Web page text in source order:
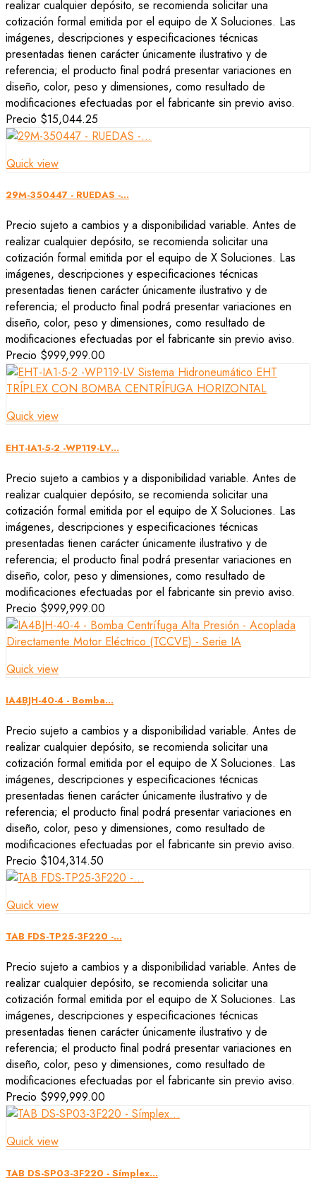
realizar cualquier depósito, se recomienda solicitar una
cotización formal emitida por el equipo de X Soluciones. Las
imágenes, descripciones y especificaciones técnicas
presentadas tienen carácter únicamente ilustrativo y de
referencia; el producto final podrá presentar variaciones en
diseño, color, peso y dimensiones, como resultado de
modificaciones efectuadas por el fabricante sin previo aviso.
Precio $15,044.25
Quick view
29M-350447 - RUEDAS -...
Precio sujeto a cambios y a disponibilidad variable. Antes de
realizar cualquier depósito, se recomienda solicitar una
cotización formal emitida por el equipo de X Soluciones. Las
imágenes, descripciones y especificaciones técnicas
presentadas tienen carácter únicamente ilustrativo y de
referencia; el producto final podrá presentar variaciones en
diseño, color, peso y dimensiones, como resultado de
modificaciones efectuadas por el fabricante sin previo aviso.
Precio $999,999.00
Quick view
EHT-IA1-5-2 -WP119-LV...
Precio sujeto a cambios y a disponibilidad variable. Antes de
realizar cualquier depósito, se recomienda solicitar una
cotización formal emitida por el equipo de X Soluciones. Las
imágenes, descripciones y especificaciones técnicas
presentadas tienen carácter únicamente ilustrativo y de
referencia; el producto final podrá presentar variaciones en
diseño, color, peso y dimensiones, como resultado de
modificaciones efectuadas por el fabricante sin previo aviso.
Precio $999,999.00
Quick view
IA4BJH-40-4 - Bomba...
Precio sujeto a cambios y a disponibilidad variable. Antes de
realizar cualquier depósito, se recomienda solicitar una
cotización formal emitida por el equipo de X Soluciones. Las
imágenes, descripciones y especificaciones técnicas
presentadas tienen carácter únicamente ilustrativo y de
referencia; el producto final podrá presentar variaciones en
diseño, color, peso y dimensiones, como resultado de
modificaciones efectuadas por el fabricante sin previo aviso.
Precio $104,314.50
Quick view
TAB FDS-TP25-3F220 -...
Precio sujeto a cambios y a disponibilidad variable. Antes de
realizar cualquier depósito, se recomienda solicitar una
cotización formal emitida por el equipo de X Soluciones. Las
imágenes, descripciones y especificaciones técnicas
presentadas tienen carácter únicamente ilustrativo y de
referencia; el producto final podrá presentar variaciones en
diseño, color, peso y dimensiones, como resultado de
modificaciones efectuadas por el fabricante sin previo aviso.
Precio $999,999.00
Quick view
TAB DS-SP03-3F220 - Símplex...